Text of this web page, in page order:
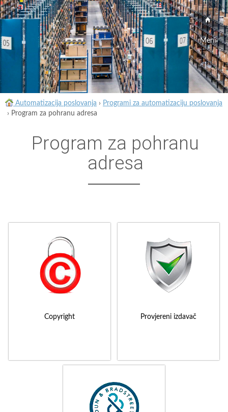
Meni
Automatizacija poslovanja › Programi za automatizaciju poslovanja
› Program za pohranu adresa
Program za pohranu
adresa
Copyright Provjereni izdavač